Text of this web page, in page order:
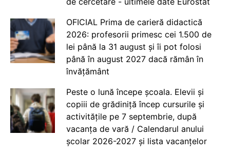
OFICIAL Prima de carieră didactică
2026: profesorii primesc cei 1.500 de
lei până la 31 august și îi pot folosi
până în august 2027 dacă rămân în
învățământ
Peste o lună începe școala. Elevii și
copiii de grădiniță încep cursurile și
activitățile pe 7 septembrie, după
vacanța de vară / Calendarul anului
școlar 2026-2027 și lista vacanțelor